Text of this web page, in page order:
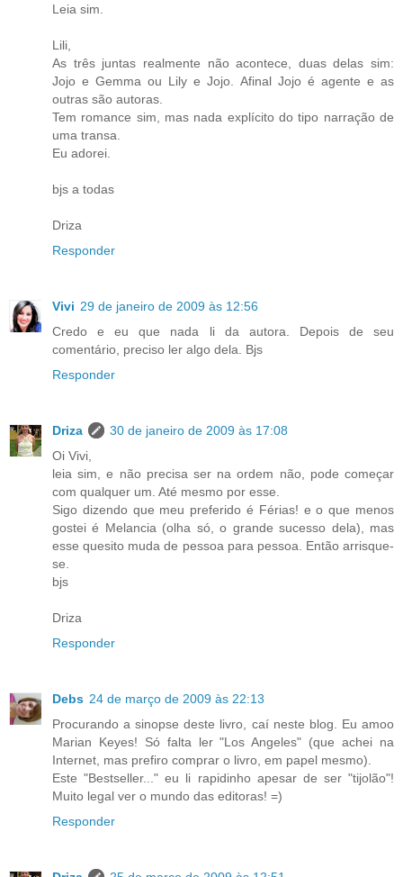
Leia sim.
Lili,
As três juntas realmente não acontece, duas delas sim:
Jojo e Gemma ou Lily e Jojo. Afinal Jojo é agente e as
outras são autoras.
Tem romance sim, mas nada explícito do tipo narração de
uma transa.
Eu adorei.
bjs a todas
Driza
Responder
Vivi 29 de janeiro de 2009 às 12:56
Credo e eu que nada li da autora. Depois de seu
comentário, preciso ler algo dela. Bjs
Responder
Driza
30 de janeiro de 2009 às 17:08
Oi Vivi,
leia sim, e não precisa ser na ordem não, pode começar
com qualquer um. Até mesmo por esse.
Sigo dizendo que meu preferido é Férias! e o que menos
gostei é Melancia (olha só, o grande sucesso dela), mas
esse quesito muda de pessoa para pessoa. Então arrisque-
se.
bjs
Driza
Responder
Debs 24 de março de 2009 às 22:13
Procurando a sinopse deste livro, caí neste blog. Eu amoo
Marian Keyes! Só falta ler "Los Angeles" (que achei na
Internet, mas prefiro comprar o livro, em papel mesmo).
Este "Bestseller..." eu li rapidinho apesar de ser "tijolão"!
Muito legal ver o mundo das editoras! =)
Responder